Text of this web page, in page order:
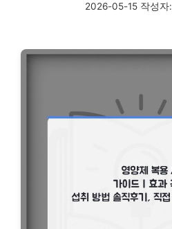
2026-05-15 작성자: